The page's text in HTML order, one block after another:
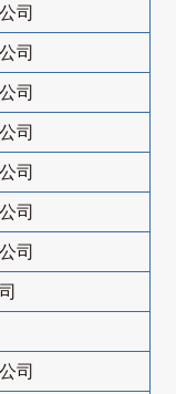
司
司
司
司
司
司
司
司